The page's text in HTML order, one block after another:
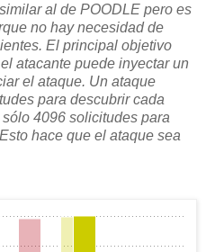
al de POODLE pero es
no hay necesidad de
El principal objetivo
atacante puede inyectar un
el ataque. Un ataque
para descubrir cada
sólo 4096 solicitudes para
hace que el ataque sea